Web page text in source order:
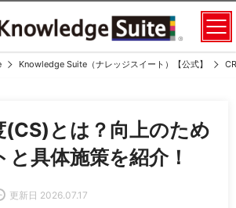
Knowledge Suite（ナレッジスイート）【公式】
(CS)とは？向上のため
具体施策を紹介！
更新日 2026.07.17